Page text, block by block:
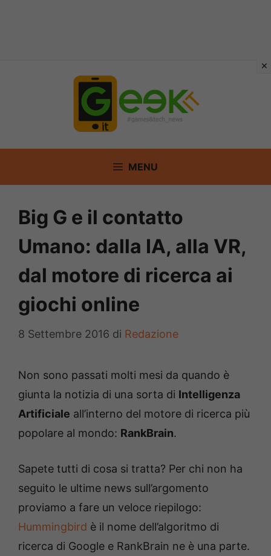
MENU
Big G e il contatto
Umano: dalla IA, alla VR,
dal motore di ricerca ai
giochi online
8 Settembre 2016 di Redazione
Non sono passati molti mesi da quando è
giunta la notizia di una sorta di Intelligenza
Artificiale all’interno del motore di ricerca più
popolare al mondo: RankBrain.
Sapete tutti di cosa si tratta? Per chi non ha
seguito le ultime news sull’argomento
proviamo a fare un veloce riepilogo:
Hummingbird è il nome dell’algoritmo di
ricerca di Google e RankBrain ne è una parte.